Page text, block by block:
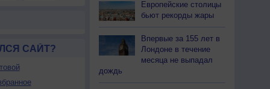
САЙТ?
Европейские столицы
бьют рекорды жары
Впервые за 155 лет в
Лондоне в течение
месяца не выпадал
дождь